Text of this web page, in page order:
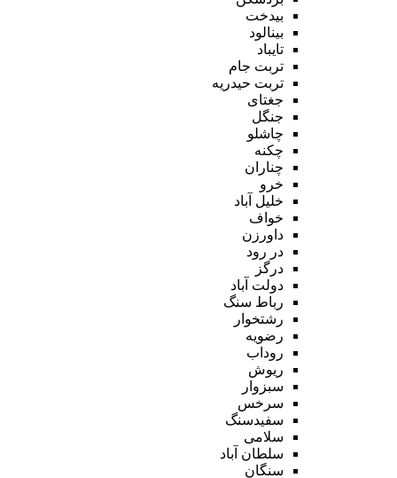
بیدخت
بینالود
تایباد
تربت جام
تربت حیدریه
جغتای
جنگل
چاشلو
چکنه
چناران
خرو
خلیل آباد
خواف
داورزن
در رود
درگز
دولت آباد
رباط سنگ
رشتخوار
رضویه
روداب
ریوش
سبزوار
سرخس
سفیدسنگ
سلامی
سلطان آباد
سنگان